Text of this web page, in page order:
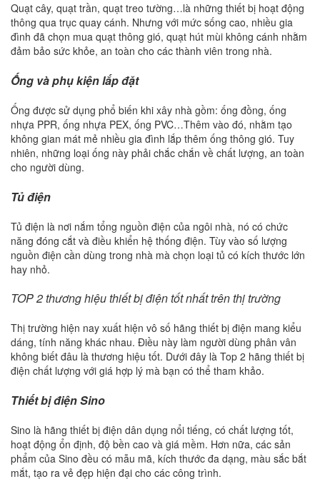
Quạt cây, quạt trần, quạt treo tường…là những thiết bị hoạt động
thông qua trục quay cánh. Nhưng với mức sống cao, nhiều gia
đình đã chọn mua quạt thông gió, quạt hút mùi không cánh nhằm
đảm bảo sức khỏe, an toàn cho các thành viên trong nhà.
Ống và phụ kiện lắp đặt
Ống được sử dụng phổ biến khi xây nhà gồm: ống đồng, ống
nhựa PPR, ống nhựa PEX, ống PVC…Thêm vào đó, nhằm tạo
không gian mát mẻ nhiều gia đình lắp thêm ống thông gió. Tuy
nhiên, những loại ống này phải chắc chắn về chất lượng, an toàn
cho người dùng.
Tủ điện
Tủ điện là nơi nắm tổng nguồn điện của ngôi nhà, nó có chức
năng đóng cắt và điều khiển hệ thống điện. Tùy vào số lượng
nguồn điện cần dùng trong nhà mà chọn loại tủ có kích thước lớn
hay nhỏ.
TOP 2 thương hiệu thiết bị điện tốt nhất trên thị trường
Thị trường hiện nay xuất hiện vô số hãng thiết bị điện mang kiểu
dáng, tính năng khác nhau. Điều này làm người dùng phân vân
không biết đâu là thương hiệu tốt. Dưới đây là Top 2 hãng thiết bị
điện chất lượng với giá hợp lý mà bạn có thể tham khảo.
Thiết bị điện Sino
Sino là hãng thiết bị điện dân dụng nổi tiếng, có chất lượng tốt,
hoạt động ổn định, độ bền cao và giá mềm. Hơn nữa, các sản
phẩm của Sino đều có mẫu mã, kích thước đa dạng, màu sắc bắt
mắt, tạo ra vẻ đẹp hiện đại cho các công trình.